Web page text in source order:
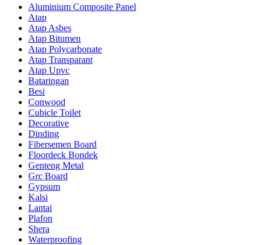
Aluminium Composite Panel
Atap
Atap Asbes
Atap Bitumen
Atap Polycarbonate
Atap Transparant
Atap Upvc
Bataringan
Besi
Conwood
Cubicle Toilet
Decorative
Dinding
Fibersemen Board
Floordeck Bondek
Genteng Metal
Grc Board
Gypsum
Kalsi
Lantai
Plafon
Shera
Waterproofing